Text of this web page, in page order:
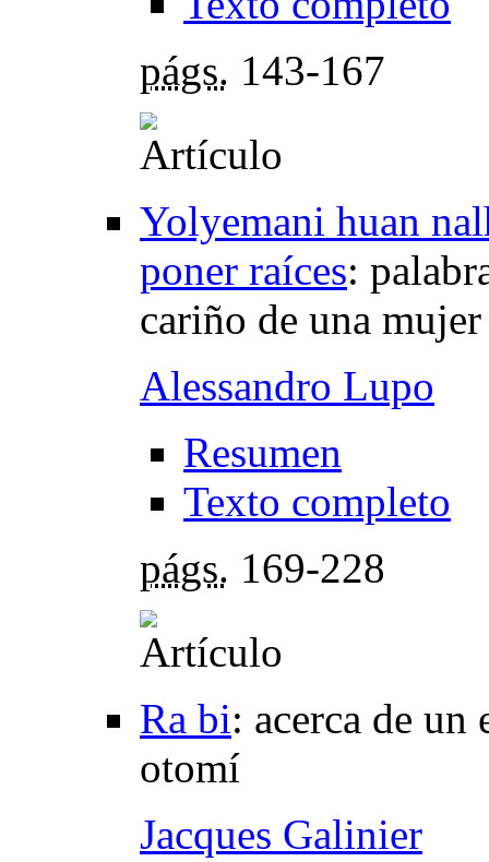
págs. 143-167
Yolyemani huan
poner raíces:
cariño de una mujer
Alessandro Lupo
Resumen
Texto completo
págs. 169-228
Ra bi: acerca de un
otomí
Jacques Galinier